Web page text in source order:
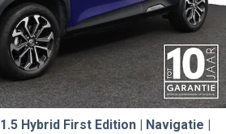
1.5 Hybrid First Edition | Navigatie |